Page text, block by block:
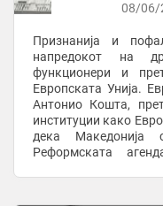
08/06/
Признанија и
напредокот на
функционери и
Европската Унија.
Антонио Кошта,
институции како
дека
Реформската